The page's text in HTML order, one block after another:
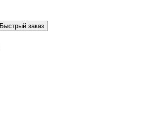
Быстрый заказ